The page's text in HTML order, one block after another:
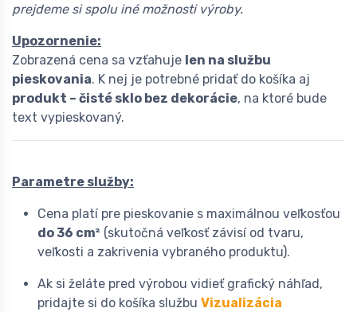
prejdeme si spolu iné možnosti výroby.
Upozornenie:
Zobrazená cena sa vzťahuje len na službu
pieskovania. K nej je potrebné pridať do košíka aj
produkt – čisté sklo bez dekorácie, na ktoré bude
text vypieskovaný.
Parametre služby:
Cena platí pre pieskovanie s maximálnou veľkosťou
do 36 cm² (skutočná veľkosť závisí od tvaru,
veľkosti a zakrivenia vybraného produktu).
Ak si želáte pred výrobou vidieť grafický náhľad,
pridajte si do košíka službu Vizualizácia